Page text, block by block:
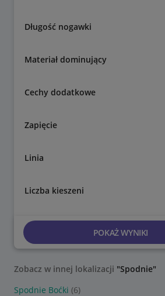
Długość nogawki
Materiał dominujący
Cechy dodatkowe
Zapięcie
Linia
Liczba kieszeni
POKAŻ WYNIKI
Zobacz w innej lokalizacji "Spodnie"
Spodnie Boćki (6)